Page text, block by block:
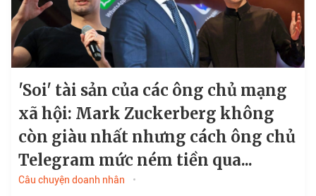
'Soi' tài sản của các ông chủ mạng
xã hội: Mark Zuckerberg không
còn giàu nhất nhưng cách ông chủ
Telegram mức ném tiền qua...
Câu chuyện doanh nhân